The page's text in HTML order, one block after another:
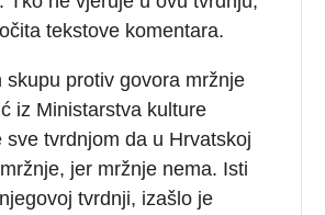
tekstove komentara.
skupu protiv govora mržnje
iz Ministarstva kulture
sve tvrdnjom da u Hrvatskoj
jer mržnje nema. Isti
tvrdnji, izašlo je